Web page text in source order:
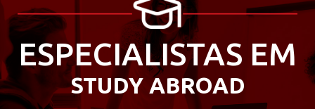
ESPECIALISTAS EM
STUDY ABROAD